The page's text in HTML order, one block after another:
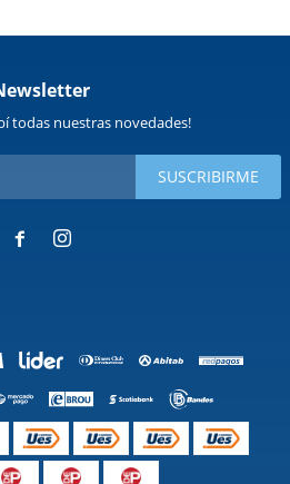
todas nuestras novedades!
SUSCRIBIRME
 